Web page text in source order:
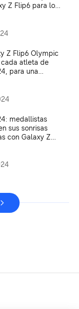
Z Flip6 para los
Z Flip6 Olympic
cada atleta de
para una
medallistas
sus sonrisas
con Galaxy Z